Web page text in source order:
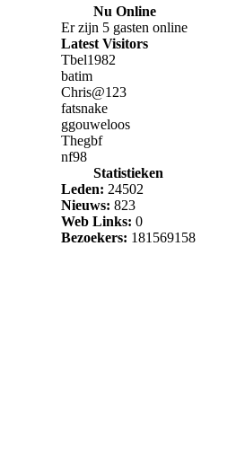
Nu Online
Er zijn 5 gasten online
Latest Visitors
Tbel1982
batim
Chris@123
fatsnake
ggouweloos
Thegbf
nf98
Statistieken
Leden: 24502
Nieuws: 823
Web Links: 0
Bezoekers: 181569158